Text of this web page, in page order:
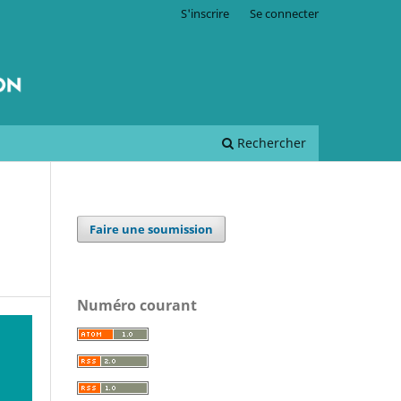
Rechercher
S'inscrire Se connecter
Faire une soumission
Numéro courant